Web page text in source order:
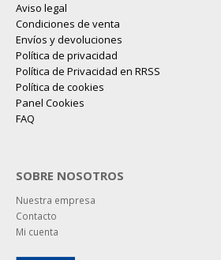
Aviso legal
Condiciones de venta
Envíos y devoluciones
Política de privacidad
Política de Privacidad en RRSS
Política de cookies
Panel Cookies
FAQ
SOBRE NOSOTROS
Nuestra empresa
Contacto
Mi cuenta